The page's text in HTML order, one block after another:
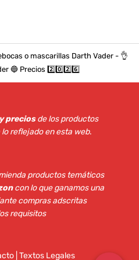
o mascarillas Darth Vader - 👌
🔵 Precios 2️⃣0️⃣2️⃣6️⃣
preciosde los productos
reflejado en esta web.
productos temáticos
con lo que ganamos una
compras adscritas
requisitos
| Textos Legales